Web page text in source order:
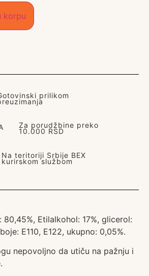
korpu
prilikom
Za porudžbine preko
10.000 RSD
Na teritoriji Srbije BEX
kurirskom službom
80,45%, Etilalkohol: 17%, glicerol:
E110, E122, ukupno: 0,05%.
nepovoljno da utiču na pažnju i